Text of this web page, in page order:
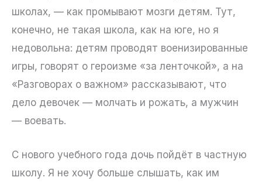
школах, — как промывают мозги детям. Тут,
конечно, не такая школа, как на юге, но я
недовольна: детям проводят военизированные
игры, говорят о героизме «за ленточкой», а на
«Разговорах о важном» рассказывают, что
дело девочек — молчать и рожать, а мужчин
— воевать.
С нового учебного года дочь пойдёт в частную
школу. Я не хочу больше слышать, как им